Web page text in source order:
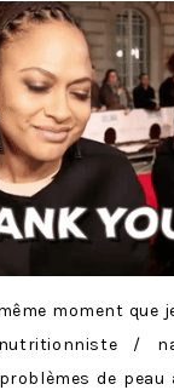
moment que
/
de